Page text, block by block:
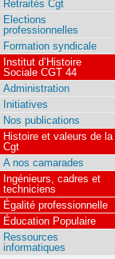
Retraités Cgt
Elections
professionnelles
Formation syndicale
Institut d’Histoire
Sociale CGT 44
Administration
Initiatives
Nos publications
Histoire et valeurs de la
Cgt
A nos camarades
Ingénieurs, cadres et
techniciens
Égalité professionnelle
Éducation Populaire
Ressources
informatiques